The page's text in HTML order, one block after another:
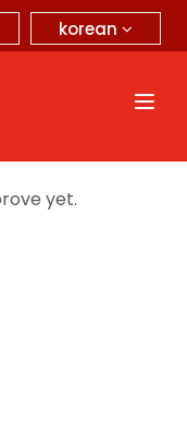
korean
yet.